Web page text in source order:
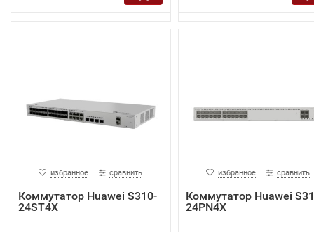
избранное сравнить
Коммутатор Huawei S310-
24ST4X
избранное сравнить
Коммутатор Huawei
24PN4X